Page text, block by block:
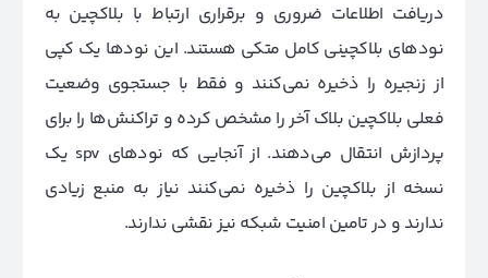
دریافت اطلاعات ضروری و برقراری ارتباط با بلاکچین به
نودهای بلاکچینی کامل متکی هستند. این نودها یک کپی
از زنجیره را ذخیره نمی‌کنند و فقط با جستجوی وضعیت
فعلی بلاکچین بلاک آخر را مشخص کرده و تراکنش‌ها را برای
پردازش انتقال می‌دهند. از آنجایی که نودهای spv یک
نسخه از بلاکچین را ذخیره نمی‌کنند نیاز به منبع زیادی
ندارند و در تامین امنیت شبکه نیز نقشی ندارند.